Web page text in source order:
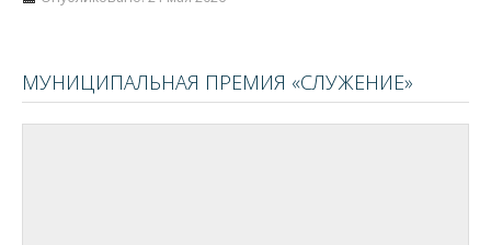
МУНИЦИПАЛЬНАЯ ПРЕМИЯ «СЛУЖЕНИЕ»